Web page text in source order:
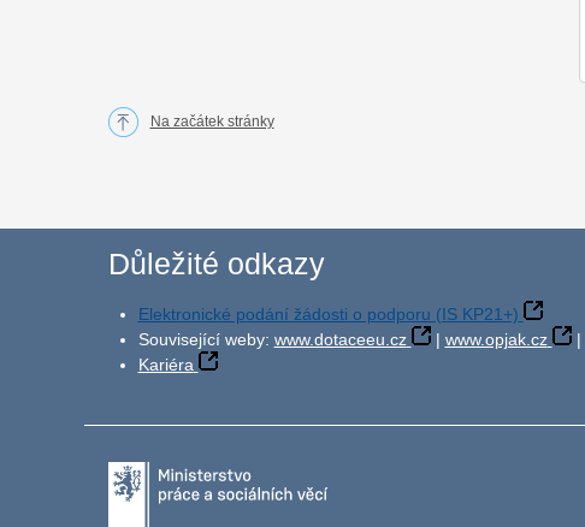
Na začátek stránky
Důležité odkazy
Elektronické podání žádosti o podporu (IS KP21+)
Související weby: www.dotaceeu.cz | www.opjak.cz |
Kariéra